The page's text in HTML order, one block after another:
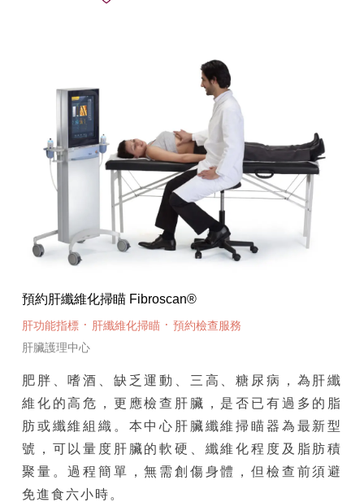
預約肝纖維化掃瞄 Fibroscan®
肝功能指標· 肝纖維化掃瞄· 預約檢查服務
肝臟護理中心
肥胖、嗜酒、缺乏運動、三高、糖尿病，為肝纖
維化的高危，更應檢查肝臟，是否已有過多的脂
肪或纖維組織。本中心肝臟纖維掃瞄器為最新型
號，可以量度肝臟的軟硬、纖維化程度及脂肪積
聚量。過程簡單，無需創傷身體，但檢查前須避
免進食六小時。